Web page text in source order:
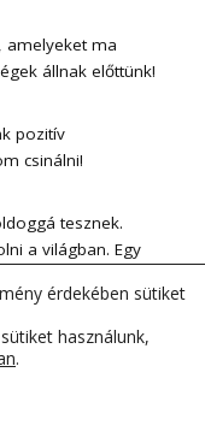
amelyeket ma
állnak előttünk!
pozitív
csinálni!
tesznek.
a világban. Egy
hálánkat
Lehetünk önmagunk
gyermekeinknek.
hogy
pedig az lesz, hogy
érdekében sütiket
használunk,
.